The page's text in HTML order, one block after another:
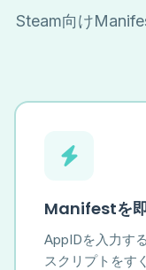
Steam向け
Manifestを
AppIDを入力す
スクリプトをす